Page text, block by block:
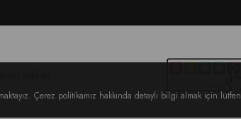
Çerez politikamız hakkında detaylı bilgi almak için lütfen